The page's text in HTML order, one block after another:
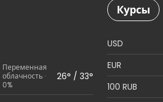
Переменная
облачность ·
0%
26° / 33°
Курсы
USD
EUR
100 RUB